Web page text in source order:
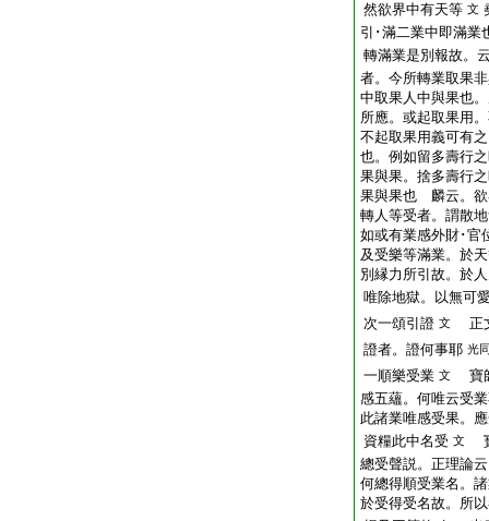
然欲界中有天等 文
引･滿二業中即滿業
轉滿業是別報故。
者。今所轉業取果
中取果人中與果也
所應。或起取果用
不起取果用義可有
也。例如留多壽行
果與果。捨多壽行
果與果也 麟云。欲
轉人等受者。謂散
如或有業感外財･官
及受樂等滿業。於
別縁力所引故。於
唯除地獄。以無可
次一頌引證 文
正
證者。證何事耶 光
一順樂受業 文
寶
感五蘊。何唯云受
此諸業唯感受果。
資糧此中名受 文
總受聲説。正理論
何總得順受業名。
於受得受名故。所